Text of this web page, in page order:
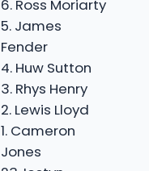
6. Ross Moriarty
5. James
Fender
4. Huw Sutton
3. Rhys Henry
2. Lewis Lloyd
1. Cameron
Jones